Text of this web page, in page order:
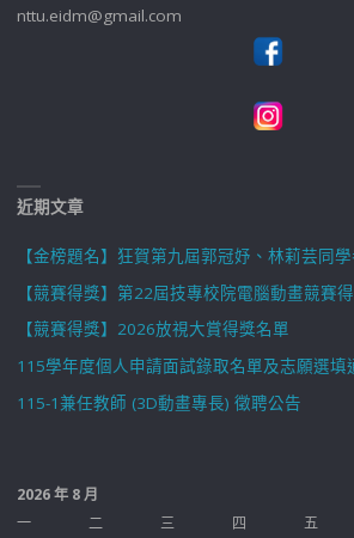
nttu.eidm@gmail.com
近期文章
【金榜題名】狂賀第九屆郭冠妤、林莉芸同
【競賽得獎】第22屆技專校院電腦動畫競賽
【競賽得獎】2026放視大賞得獎名單
115學年度個人申請面試錄取名單及志願選填
115-1兼任教師 (3D動畫專長) 徵聘公告
2026 年 8 月
一
二 三 四 五